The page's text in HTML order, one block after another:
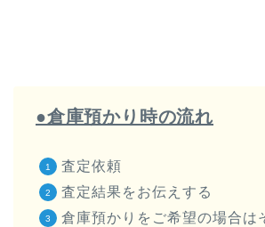
●倉庫預かり時の流れ
査定依頼
査定結果をお伝えする
倉庫預かりをご希望の場合は